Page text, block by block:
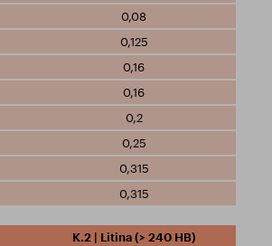
0,08
0,125
0,16
0,16
0,2
0,25
0,315
0,315
K.2 | Litina (> 240 HB)